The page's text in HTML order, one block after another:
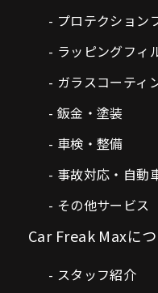
プロテクション
ラッピングフィ
ガラスコーティ
鈑金・塗装
車検・整備
事故対応・自動
その他サービス
Car Freak Maxに
スタッフ紹介